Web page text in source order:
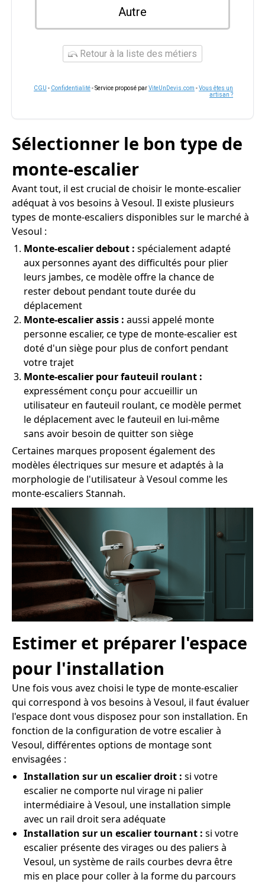
Autre
Retour à la liste des métiers
CGU - Confidentialité- Service proposé parViteUnDevis.com -Vous êtes un
artisan ?
Sélectionner le bon type de
monte-escalier
Avant tout, il est crucial de choisir le monte-escalier
adéquat à vos besoins à Vesoul. Il existe plusieurs
types de monte-escaliers disponibles sur le marché à
Vesoul :
Monte-escalier debout : spécialement adapté
aux personnes ayant des difficultés pour plier
leurs jambes, ce modèle offre la chance de
rester debout pendant toute durée du
déplacement
Monte-escalier assis : aussi appelé monte
personne escalier, ce type de monte-escalier est
doté d'un siège pour plus de confort pendant
votre trajet
Monte-escalier pour fauteuil roulant :
expressément conçu pour accueillir un
utilisateur en fauteuil roulant, ce modèle permet
le déplacement avec le fauteuil en lui-même
sans avoir besoin de quitter son siège
Certaines marques proposent également des
modèles électriques sur mesure et adaptés à la
morphologie de l'utilisateur à Vesoul comme les
monte-escaliers Stannah.
Estimer et préparer l'espace
pour l'installation
Une fois vous avez choisi le type de monte-escalier
qui correspond à vos besoins à Vesoul, il faut évaluer
l'espace dont vous disposez pour son installation. En
fonction de la configuration de votre escalier à
Vesoul, différentes options de montage sont
envisagées :
Installation sur un escalier droit : si votre
escalier ne comporte nul virage ni palier
intermédiaire à Vesoul, une installation simple
avec un rail droit sera adéquate
Installation sur un escalier tournant : si votre
escalier présente des virages ou des paliers à
Vesoul, un système de rails courbes devra être
mis en place pour coller à la forme du parcours